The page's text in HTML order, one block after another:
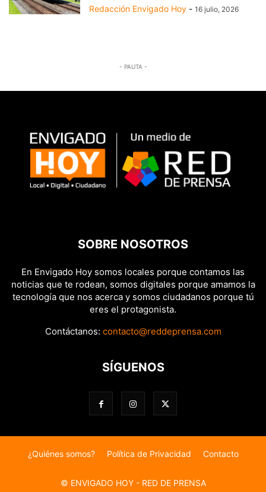
Redacción Envigado Hoy - 16 julio, 2026
- PAUTA -
SOBRE NOSOTROS
En Envigado Hoy somos locales porque contamos las
noticias que te rodean, somos digitales porque amamos la
tecnología que nos acerca y somos ciudadanos porque tú
eres el protagonista.
Contáctanos: contacto@reddeprensa.com
SÍGUENOS
¿Quiénes somos? Política de Privacidad Contacto
© ENVIGADO HOY - RED DE PRENSA